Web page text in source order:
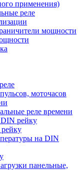
применения)
реле
мощности
моточасов
реле времени
рейку
на DIN
панельные,